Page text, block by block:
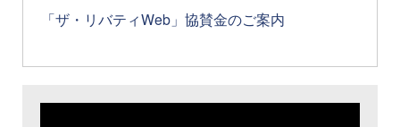
「ザ・リバティWeb」協賛金のご案内